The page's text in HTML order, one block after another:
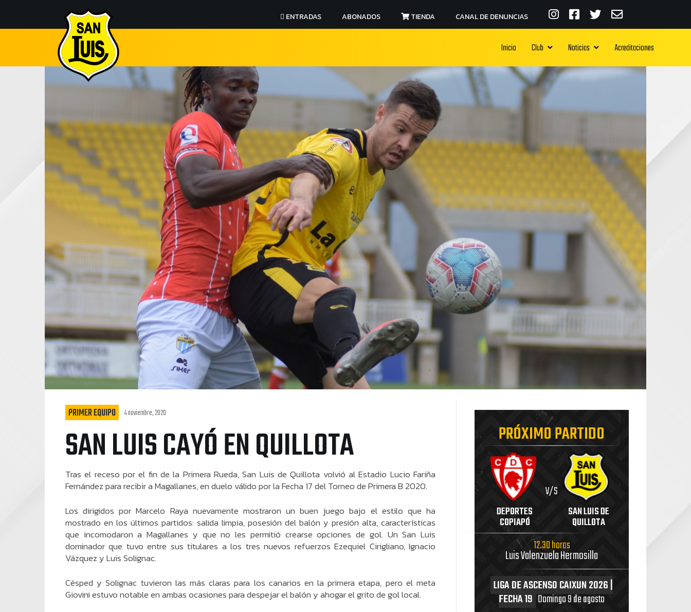
ENTRADAS ABONADOS TIENDA CANAL DE DENUNCIAS
Inicio Club Noticias Acreditaciones
PRIMER EQUIPO 4 noviembre, 2020
SAN LUIS CAYÓ EN QUILLOTA
Tras el receso por el fin de la Primera Rueda, San Luis de Quillota volvió al Estadio Lucio Fariña
Fernández para recibir a Magallanes, en duelo válido por la Fecha 17 del Torneo de Primera B 2020.
Los dirigidos por Marcelo Raya nuevamente mostraron un buen juego bajo el estilo que ha
mostrado en los últimos partidos: salida limpia, posesión del balón y presión alta, características
que incomodaron a Magallanes y que no les permitió crearse opciones de gol. Un San Luis
dominador que tuvo entre sus titulares a los tres nuevos refuerzos Ezequiel Cirigliano, Ignacio
Vázquez y Luis Solignac.
Césped y Solignac tuvieron las más claras para los canarios en la primera etapa, pero el meta
Giovini estuvo notable en ambas ocasiones para despejar el balón y ahogar el grito de gol local.
PRÓXIMO PARTIDO
DEPORTES
COPIAPÓ
V/S
SAN LUIS DE
QUILLOTA
12.30 horas
Luis Valenzuela Hermosilla
LIGA DE ASCENSO CAIXUN 2026 |
FECHA 19 Domingo 9 de agosto